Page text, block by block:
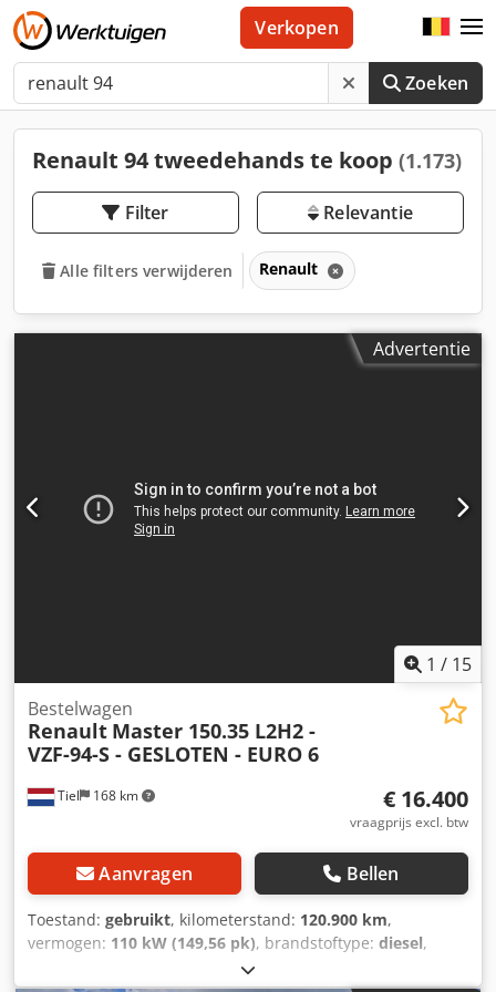
Zoeken
Verkopen
Renault 94 tweedehands te koop (1.173)
Filter Relevantie
Alle filters verwijderen Renault
Advertentie
1 / 15
Tiel 168 km
Bestelwagen
Renault Master 150.35 L2H2 -
VZF-94-S - GESLOTEN - EURO 6
€ 16.400
vraagprijs excl. btw
Aanvragen Bellen
Toestand: gebruikt, kilometerstand: 120.900 km,
vermogen: 110 kW (149,56 pk), brandstoftype: diesel,
mechanisch